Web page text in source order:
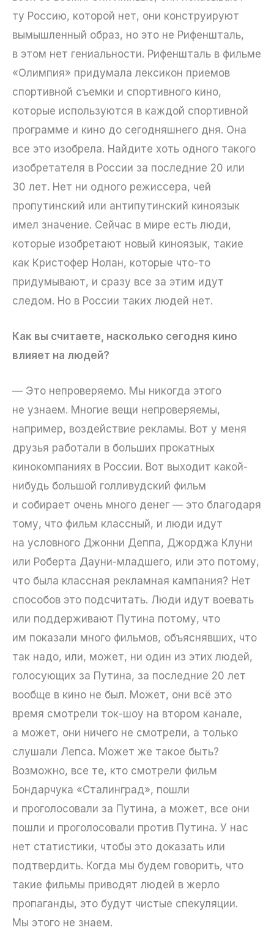
ту Россию, которой нет, они конструируют
вымышленный образ, но это не Рифеншталь,
в этом нет гениальности. Рифеншталь в фильме
«Олимпия» придумала лексикон приемов
спортивной съемки и спортивного кино,
которые используются в каждой спортивной
программе и кино до сегодняшнего дня. Она
все это изобрела. Найдите хоть одного такого
изобретателя в России за последние 20 или
30 лет. Нет ни одного режиссера, чей
пропутинский или антипутинский киноязык
имел значение. Сейчас в мире есть люди,
которые изобретают новый киноязык, такие
как Кристофер Нолан, которые что-то
придумывают, и сразу все за этим идут
следом. Но в России таких людей нет.
Как вы считаете, насколько сегодня кино
влияет на людей?
— Это непроверяемо. Мы никогда этого
не узнаем. Многие вещи непроверяемы,
например, воздействие рекламы. Вот у меня
друзья работали в больших прокатных
кинокомпаниях в России. Вот выходит какой-
нибудь большой голливудский фильм
и собирает очень много денег — это благодаря
тому, что фильм классный, и люди идут
на условного Джонни Деппа, Джорджа Клуни
или Роберта Дауни-младшего, или это потому,
что была классная рекламная кампания? Нет
способов это подсчитать. Люди идут воевать
или поддерживают Путина потому, что
им показали много фильмов, объяснявших, что
так надо, или, может, ни один из этих людей,
голосующих за Путина, за последние 20 лет
вообще в кино не был. Может, они всё это
время смотрели ток-шоу на втором канале,
а может, они ничего не смотрели, а только
слушали Лепса. Может же такое быть?
Возможно, все те, кто смотрели фильм
Бондарчука «Сталинград», пошли
и проголосовали за Путина, а может, все они
пошли и проголосовали против Путина. У нас
нет статистики, чтобы это доказать или
подтвердить. Когда мы будем говорить, что
такие фильмы приводят людей в жерло
пропаганды, это будут чистые спекуляции.
Мы этого не знаем.